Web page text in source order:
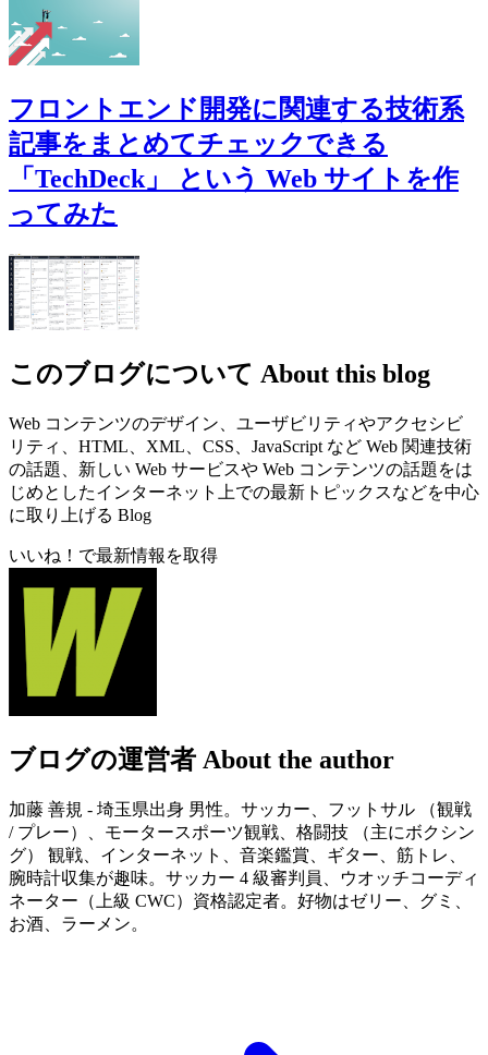
フロントエンド開発に関連する技術系
記事をまとめてチェックできる
「TechDeck」 という Web サイトを作
ってみた
このブログについて About this blog
Web コンテンツのデザイン、ユーザビリティやアクセシビ
リティ、HTML、XML、CSS、JavaScript など Web 関連技術
の話題、新しい Web サービスや Web コンテンツの話題をは
じめとしたインターネット上での最新トピックスなどを中心
に取り上げる Blog
いいね！で最新情報を取得
ブログの運営者 About the author
加藤 善規 - 埼玉県出身 男性。サッカー、フットサル （観戦
/ プレー）、モータースポーツ観戦、格闘技 （主にボクシン
グ） 観戦、インターネット、音楽鑑賞、ギター、筋トレ、
腕時計収集が趣味。サッカー 4 級審判員、ウオッチコーディ
ネーター（上級 CWC）資格認定者。好物はゼリー、グミ、
お酒、ラーメン。